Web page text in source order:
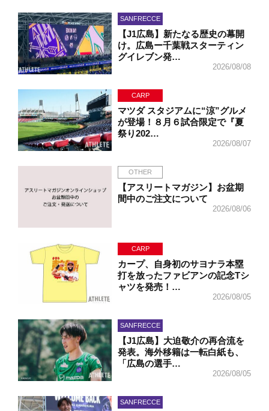
SANFRECCE
【J1広島】新たなる歴史の幕開
け。広島ー千葉戦スターティン
グイレブン発…
2026/08/08
CARP
マツダ スタジアムに“涼”グルメ
が登場！８月６試合限定で『夏
祭り202…
2026/08/07
OTHER
【アスリートマガジン】お盆期
間中のご注文について
2026/08/06
CARP
カープ、自身初のサヨナラ本塁
打を放ったファビアンの記念Tシ
ャツを発売！…
2026/08/05
SANFRECCE
【J1広島】大迫敬介の再合流を
発表。海外移籍は一転白紙も、
「広島の選手…
2026/08/05
SANFRECCE